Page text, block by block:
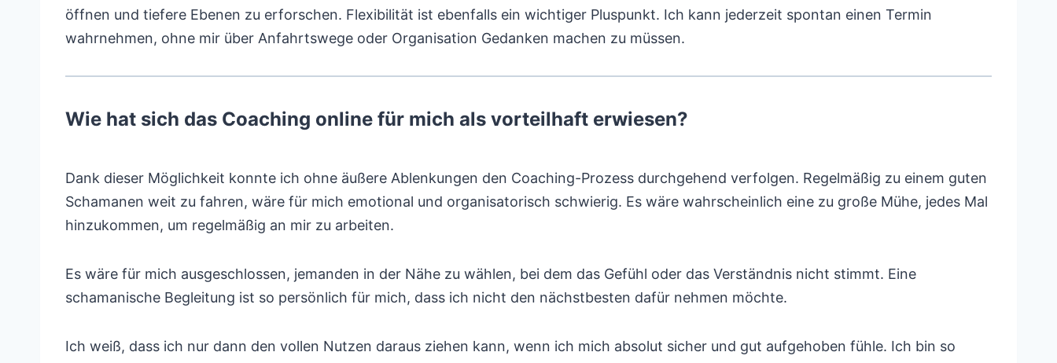
öffnen und tiefere Ebenen zu erforschen. Flexibilität ist ebenfalls ein wichtiger Pluspunkt. Ich kann jederzeit spontan einen Termin
wahrnehmen, ohne mir über Anfahrtswege oder Organisation Gedanken machen zu müssen.
Wie hat sich das Coaching online für mich als vorteilhaft erwiesen?
Dank dieser Möglichkeit konnte ich ohne äußere Ablenkungen den Coaching-Prozess durchgehend verfolgen. Regelmäßig zu einem guten
Schamanen weit zu fahren, wäre für mich emotional und organisatorisch schwierig. Es wäre wahrscheinlich eine zu große Mühe, jedes Mal
hinzukommen, um regelmäßig an mir zu arbeiten.
Es wäre für mich ausgeschlossen, jemanden in der Nähe zu wählen, bei dem das Gefühl oder das Verständnis nicht stimmt. Eine
schamanische Begleitung ist so persönlich für mich, dass ich nicht den nächstbesten dafür nehmen möchte.
Ich weiß, dass ich nur dann den vollen Nutzen daraus ziehen kann, wenn ich mich absolut sicher und gut aufgehoben fühle. Ich bin so